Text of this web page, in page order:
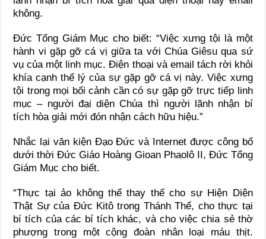
không.
Đức Tổng Giám Mục cho biết: “Việc xưng tội là một
hành vi gặp gỡ cá vị giữa ta với Chúa Giêsu qua sứ
vụ của một linh mục. Điện thoại và email tách rời khỏi
khía cạnh thể lý của sự gặp gỡ cá vị này. Việc xưng
tội trong mọi bối cảnh cần có sự gặp gỡ trực tiếp linh
mục – người đại diện Chúa thì người lãnh nhận bí
tích hòa giải mới đón nhận cách hữu hiệu.”
Nhắc lại văn kiện Đạo Đức và Internet được công bố
dưới thời Đức Giáo Hoàng Gioan Phaolô II, Đức Tổng
Giám Mục cho biết.
“Thực tại ảo không thể thay thế cho sự Hiện Diện
Thật Sự của Đức Kitô trong Thánh Thể, cho thực tại
bí tích của các bí tích khác, và cho việc chia sẻ thờ
phượng trong một cộng đoàn nhân loại máu thịt.